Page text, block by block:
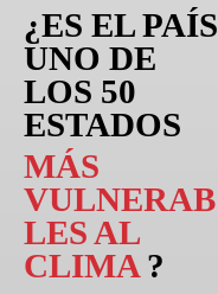
¿ES EL PAÍS
UNO DE
LOS 50
ESTADOS
MÁS
VULNERAB
LES AL
CLIMA?